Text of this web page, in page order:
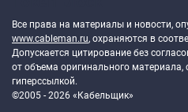
Все права на материалы и новости,
www.cableman.ru, охраняются в
Допускается цитирование без
от объема оригинального материала,
гиперссылкой.
©2005 - 2026 «Кабельщик»